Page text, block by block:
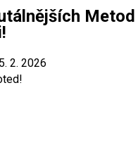
2. 2026